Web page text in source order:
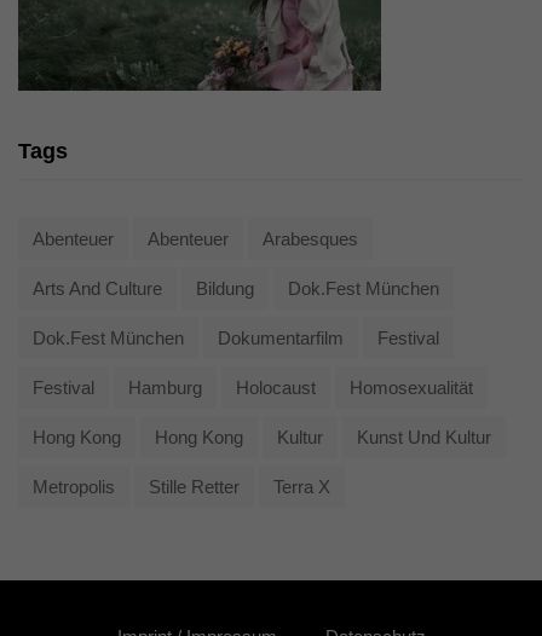
Tags
Abenteuer Abenteuer Arabesques
Arts And Culture Bildung Dok.fest München
Dok.fest München Dokumentarfilm Festival
Festival Hamburg Holocaust Homosexualität
Hong Kong Hong Kong Kultur Kunst Und Kultur
Metropolis Stille Retter Terra X